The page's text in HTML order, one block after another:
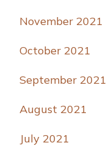
November 2021
October 2021
September 2021
August 2021
July 2021